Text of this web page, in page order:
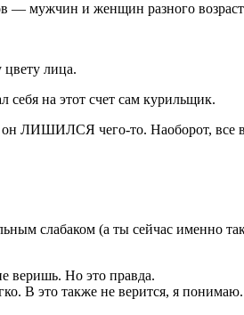
мужчин и женщин разного
лица.
на этот счет сам курильщик.
он ЛИШИЛСЯ чего-то. Наоборот,
слабаком (а ты сейчас именно
веришь. Но это правда.
В это также не верится, я